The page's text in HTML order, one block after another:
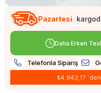
Pazartesi
Daha Erken
Telefonla Sipariş
₺4.943,17